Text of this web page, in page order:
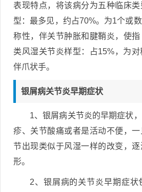
表现特点，将该病分为五种临床
型：最多见，约占70%。为1个或
称性，伴关节肿胀和腱鞘炎，使
类风湿关节炎样型：占15%，为
伴爪状手。
银屑病关节炎早期症状
1、银屑病关节炎的早期症状
疹、关节酸痛或者是活动不便，
节出现类似于风湿一样的改变，
形。
2、银屑病的关节炎早期症状